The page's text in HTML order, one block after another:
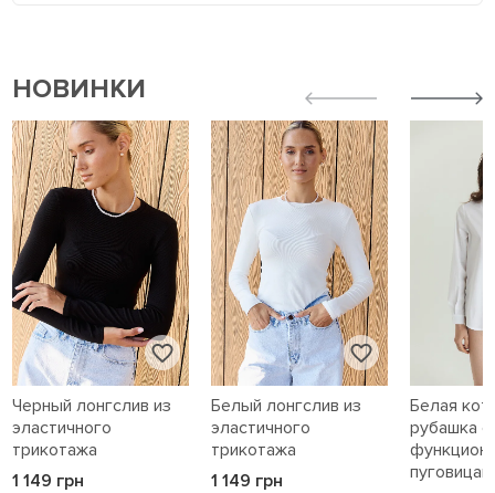
НОВИНКИ
Черный лонгслив из
эластичного
трикотажа
1 149 грн
Белый лонгслив из
эластичного
трикотажа
1 149 грн
Белая
рубашка с